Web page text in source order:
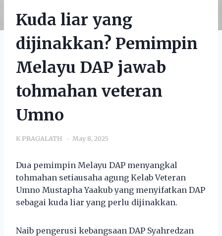
Kuda liar yang
dijinakkan? Pemimpin
Melayu DAP jawab
tohmahan veteran
Umno
K PRAGALATH May 8, 2025
Dua pemimpin Melayu DAP menyangkal
tohmahan setiausaha agung Kelab Veteran
Umno Mustapha Yaakub yang menyifatkan DAP
sebagai kuda liar yang perlu dijinakkan.
Naib pengerusi kebangsaan DAP Syahredzan